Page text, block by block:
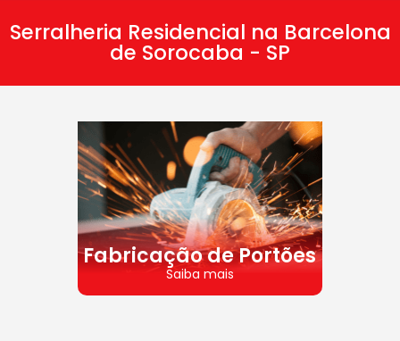
Serralheria Residencial na Barcelona
de Sorocaba - SP
Fabricação de Portões
Saiba mais